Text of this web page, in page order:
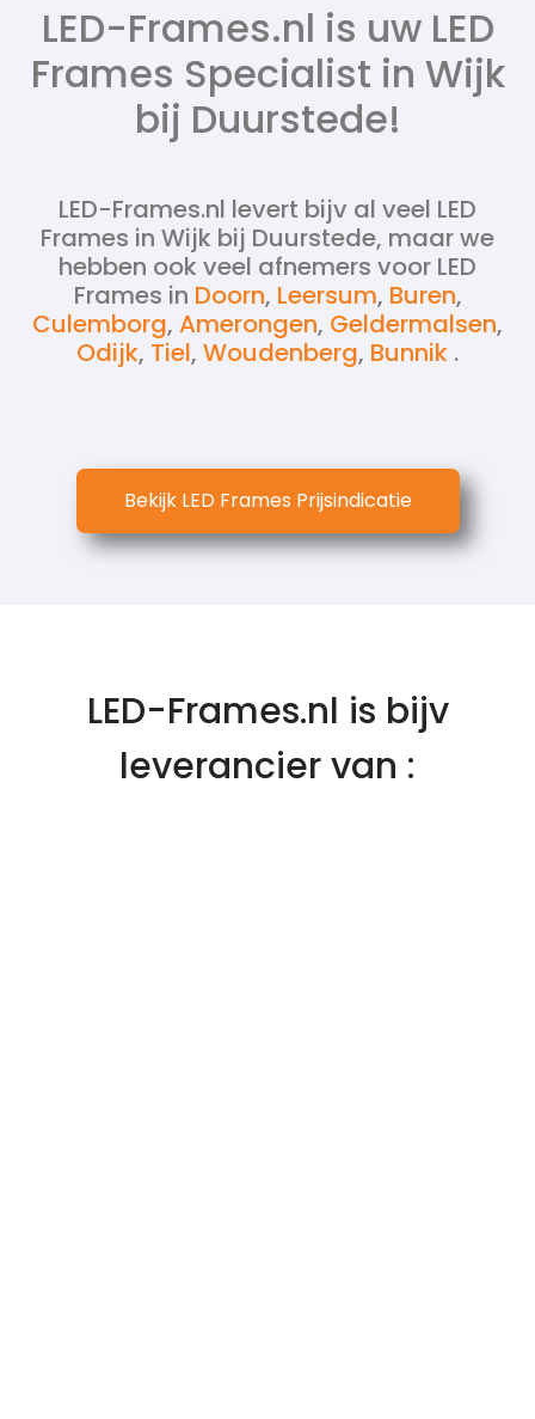
LED-Frames.nl is uw LED
Frames Specialist in Wijk
bij Duurstede!
LED-Frames.nl levert bijv al veel LED
Frames in Wijk bij Duurstede, maar we
hebben ook veel afnemers voor LED
Frames in Doorn, Leersum, Buren,
Culemborg, Amerongen, Geldermalsen,
Odijk, Tiel, Woudenberg, Bunnik .
Bekijk LED Frames Prijsindicatie
LED-Frames.nl is bijv
leverancier van :